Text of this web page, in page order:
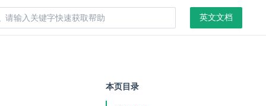
英文文档
本页目录